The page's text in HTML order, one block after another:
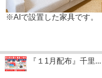
※AIで設置した家具です。
『１1月配布』千里...